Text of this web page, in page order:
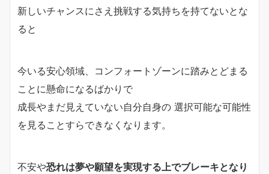
新しいチャンスにさえ挑戦する気持ちを持てないとな
ると
今いる安心領域、コンフォートゾーンに踏みとどまる
ことに懸命になるばかりで
成長やまだ見えていない自分自身の 選択可能な可能性
を見ることすらできなくなります。
不安や恐れは夢や願望を実現する上でブレーキとなり